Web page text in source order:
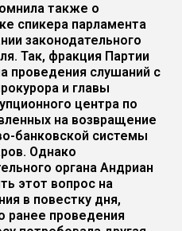
также о
спикера парламента
законодательного
Так, фракция Партии
проведения слушаний с
и главы
центра по
на возвращение
банковской системы
Однако
органа Андриан
этот вопрос на
в повестку дня,
ранее проведения